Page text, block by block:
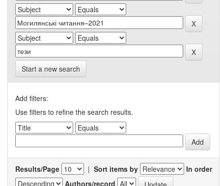
Start a new search
Add filters:
Use filters to refine the search results.
Results/Page | Sort items by
In order
Authors/record